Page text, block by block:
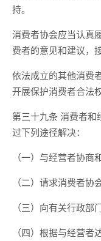
持。
消费者协会应当认真
费者的意见和建议，
依法成立的其他消费
开展保护消费者合法
第三十九条 消费者
过下列途径解决：
（一）与经营者协商
（二）请求消费者协
（三）向有关行政部
（四）根据与经营者